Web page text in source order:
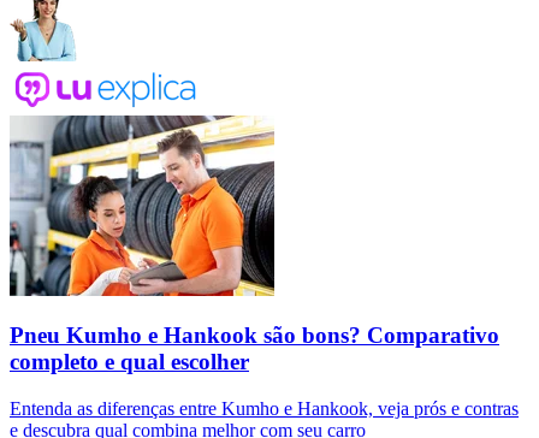
Pneu Kumho e Hankook são bons? Comparativo
completo e qual escolher
Entenda as diferenças entre Kumho e Hankook, veja prós e contras
e descubra qual combina melhor com seu carro